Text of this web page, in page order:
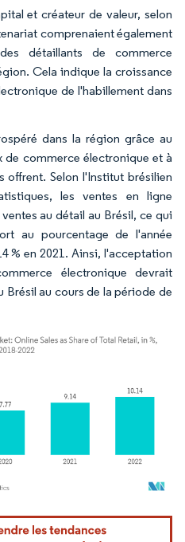
et créateur de valeur, selon
comprenaient également
détaillants de commerce
Cela indique la croissance
de l'habillement dans
dans la région grâce au
de commerce électronique et à
Selon l'Institut brésilien
les ventes en ligne
au détail au Brésil, ce qui
au pourcentage de l'année
% en 2021. Ainsi, l'acceptation
électronique devrait
Brésil au cours de la période de
nécessite une attribution sous CC BY